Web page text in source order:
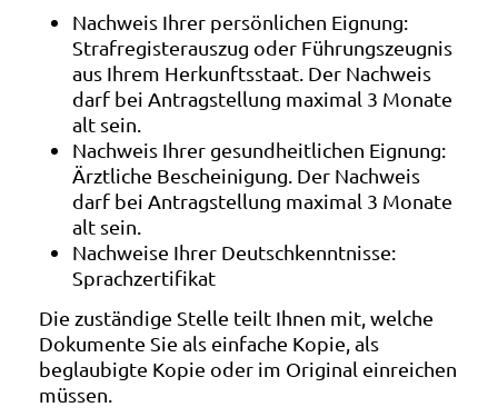
Nachweis Ihrer persönlichen Eignung:
Strafregisterauszug oder Führungszeugnis
aus Ihrem Herkunftsstaat. Der Nachweis
darf bei Antragstellung maximal 3 Monate
alt sein.
Nachweis Ihrer gesundheitlichen Eignung:
Ärztliche Bescheinigung. Der Nachweis
darf bei Antragstellung maximal 3 Monate
alt sein.
Nachweise Ihrer Deutschkenntnisse:
Sprachzertifikat
Die zuständige Stelle teilt Ihnen mit, welche
Dokumente Sie als einfache Kopie, als
beglaubigte Kopie oder im Original einreichen
müssen.